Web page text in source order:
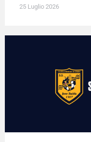
25 Luglio 2026